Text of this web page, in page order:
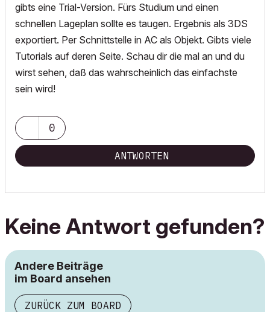
gibts eine Trial-Version. Fürs Studium und einen
schnellen Lageplan sollte es taugen. Ergebnis als 3DS
exportiert. Per Schnittstelle in AC als Objekt. Gibts viele
Tutorials auf deren Seite. Schau dir die mal an und du
wirst sehen, daß das wahrscheinlich das einfachste
sein wird!
0
ANTWORTEN
Keine Antwort gefunden?
Andere Beiträge
im Board ansehen
ZURÜCK ZUM BOARD